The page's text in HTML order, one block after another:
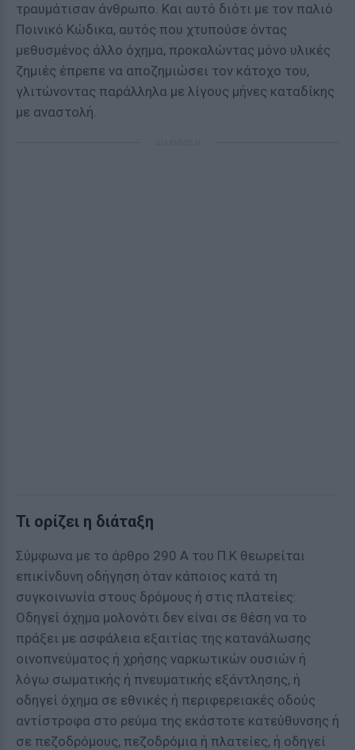
τραυμάτισαν άνθρωπο. Και αυτό διότι με τον παλιό
Ποινικό Κώδικα, αυτός που χτυπούσε όντας
μεθυσμένος άλλο όχημα, προκαλώντας μόνο υλικές
ζημιές έπρεπε να αποζημιώσει τον κάτοχο του,
γλιτώνοντας παράλληλα με λίγους μήνες καταδίκης
με αναστολή.
Τι ορίζει η διάταξη
Σύμφωνα με το άρθρο 290 Α του Π.Κ θεωρείται
επικίνδυνη οδήγηση όταν κάποιος κατά τη
συγκοινωνία στους δρόμους ή στις πλατείες:
Οδηγεί όχημα μολονότι δεν είναι σε θέση να το
πράξει με ασφάλεια εξαιτίας της κατανάλωσης
οινοπνεύματος ή χρήσης ναρκωτικών ουσιών ή
λόγω σωματικής ή πνευματικής εξάντλησης, ή
οδηγεί όχημα σε εθνικές ή περιφερειακές οδούς
αντίστροφα στο ρεύμα της εκάστοτε κατεύθυνσης ή
σε πεζοδρόμους, πεζοδρόμια ή πλατείες, ή οδηγεί